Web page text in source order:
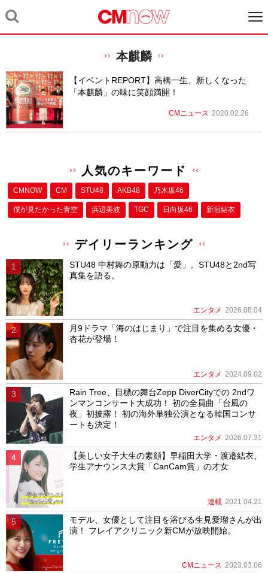
本麒麟
【イベントREPORT】高橋一生、新しくなった
「本麒麟」の味に笑顔満開！
CMニュース 2020.02.26
人気のキーワード
CMNOW CM STU48 AKB48 乃木坂46
僕が⾒たかった⻘空 浜辺美波 TGC 日向坂46 新垣結衣
デイリーランキング
STU48 中村舞の原動力は「愛」。STU48と2nd写
真集を語る。
エンタメ 2026.08.04
月9ドラマ「海のはじまり」で注目を集める女優・
杏花が登場！
エンタメ 2024.09.02
Rain Tree、目標の舞台Zepp DiverCityでの 2ndワ
ンマンコンサート大成功！ 初の全員曲「台風の
夜」初披露！ 初の海外単独公演となる韓国コンサ
ートも決定！
エンタメ 2026.07.31
【美しい女子大生の素顔】早稲田大学・渡邉結衣、
学生アナウンス大賞「CanCam賞」の才女
連載 2021.04.21
モデル、女優として注目を浴びる生見愛瑠さんが出
演！ フレイアクリニック新CMが放映開始。
CMニュース 2023.03.06